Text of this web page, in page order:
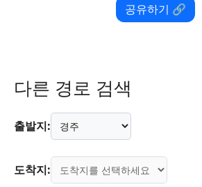
공유하기 🔗
다른 경로 검색
출발지:
도착지: